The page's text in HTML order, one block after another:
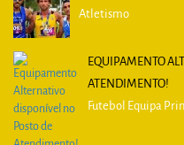
Atletismo
EQUIPAMENTO
ATENDIMENTO!
Futebol Equipa